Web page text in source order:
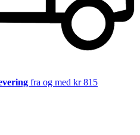
fra og med kr 815